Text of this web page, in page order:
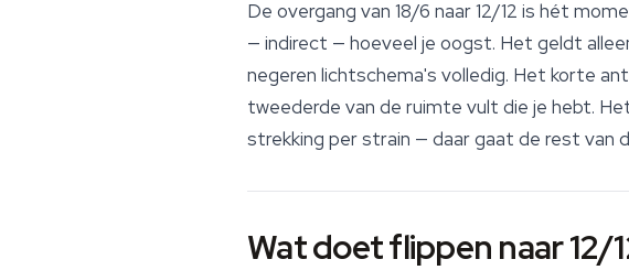
De overgang van 18/6 naar 12/12 is hét
— indirect — hoeveel je oogst. Het geldt
negeren lichtschema's volledig. Het korte
tweederde van de ruimte vult die je hebt.
strekking per strain — daar gaat de rest van
Wat doet flippen naar 12/